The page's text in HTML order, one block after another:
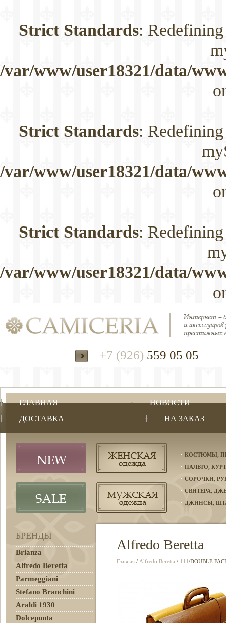
Strict Standards:
/var/www/user18321/data/
Strict Standards:
/var/www/user18321/data/
Strict Standards:
/var/www/user18321/data/
+7 (926) 559 05 05
ГЛАВНАЯ
НОВОСТИ
ДОСТАВКА
НА ЗАКАЗ
КОСТЮМЫ,
ПАЛЬТО,
СОРОЧКИ,
СВИТЕРА,
ДЖИНСЫ,
ПЛАТЬЯ,
РЕМНИ И
ГАЛСТУКИ,
ПОЛО,
Alfredo Beretta
Главная / Alfredo Beretta / 111/DOUBLE
БРЕНДЫ
Brianza
Alfredo Beretta
Parmeggiani
Stefano Branchini
Araldi 1930
Dolcepunta